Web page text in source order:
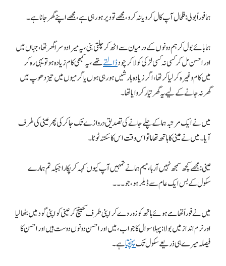
ہما فوراً بولی: فلحال آپ کال کرو یا نہ کرو، مجھے تو دیر ہورہی ہے، مجھے اپنے گھر جانا ہے۔
ہما بائے بول کر ہم دونوں کے درمیان سے اٹھ کر چلتی بنی، یہ میرا دوسرا گھر تھا، جہاں میں
اور احسن مل کر کسی نہ کسی لڑکی کو لا کر چودڈالتےتھے، یہ کبھی کام زیادہ ہو تو یہی رہ کر
میں کام وغیرہ کرلیا کرتھا، اگر زیادہ بارشیں ہورہی ہوں یا گرمیوں میں تیز دھوپ میں
گھر نہ جانے کے لیے یہ گھر تیار کروایا تھا۔
میں نے ایک مرتبہ ہما کے چلے جانے کی تصدیق دروازے تک جا کر کی پھر عینی کی طرف
آیا۔ میں نے عینی کا ہاتھ تھاما تو اس وقت اس کا سکتہ ٹوٹا۔
عینی: مجھے کچھ سمجھ نہیں آرہا، میم ہما نے تمہیں آپ کیوں کہہ کر پکارا جبکہ تم ہمارے
سکول کے بس ایک عام سے ڈیلر ہو، جو۔۔۔
میں نے فوراً تھامے ہوئے ہاتھ کو زور دے کر اپنی طرف کھینچ کر عینی کو اپنی گود میں بٹھا لیا
اور نرم انداز میں بولا: پہلا سوال کا جواب، میں اور احسن دونوں دوست ہیں اور احسن کا
فیصلہ میرے ہی ذریعے سکول تکپہنچتاہے۔